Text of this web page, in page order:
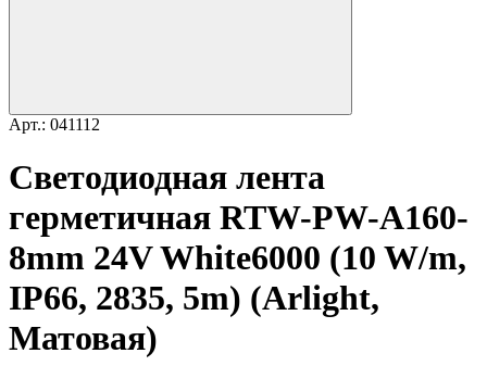
Арт.: 041112
Светодиодная лента
герметичная RTW-PW-A160-
8mm 24V White6000 (10 W/m,
IP66, 2835, 5m) (Arlight,
Матовая)